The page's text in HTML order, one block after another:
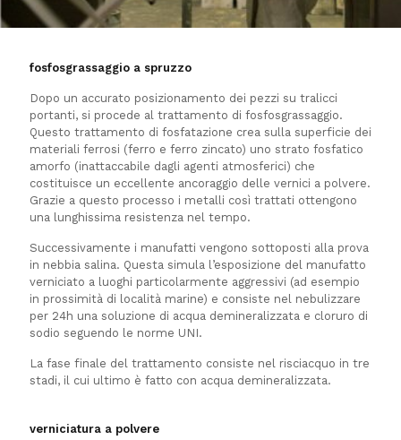
fosfosgrassaggio a spruzzo
Dopo un accurato posizionamento dei pezzi su tralicci
portanti, si procede al trattamento di fosfosgrassaggio.
Questo trattamento di fosfatazione crea sulla superficie dei
materiali ferrosi (ferro e ferro zincato) uno strato fosfatico
amorfo (inattaccabile dagli agenti atmosferici) che
costituisce un eccellente ancoraggio delle vernici a polvere.
Grazie a questo processo i metalli così trattati ottengono
una lunghissima resistenza nel tempo.
Successivamente i manufatti vengono sottoposti alla prova
in nebbia salina. Questa simula l’esposizione del manufatto
verniciato a luoghi particolarmente aggressivi (ad esempio
in prossimità di località marine) e consiste nel nebulizzare
per 24h una soluzione di acqua demineralizzata e cloruro di
sodio seguendo le norme UNI.
La fase finale del trattamento consiste nel risciacquo in tre
stadi, il cui ultimo è fatto con acqua demineralizzata.
verniciatura a polvere